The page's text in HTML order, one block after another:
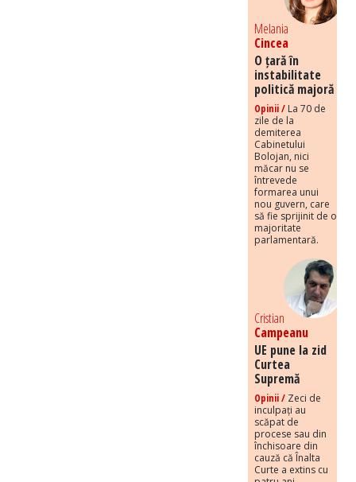
Melania
Cincea
O țară în
instabilitate
politică majoră
Opinii / La 70 de
zile de la
demiterea
Cabinetului
Bolojan, nici
măcar nu se
întrevede
formarea unui
nou guvern, care
să fie sprijinit de o
majoritate
parlamentară.
Cristian
Campeanu
UE pune la zid
Curtea
Supremă
Opinii / Zeci de
inculpați au
scăpat de
procese sau din
închisoare din
cauză că Înalta
Curte a extins cu